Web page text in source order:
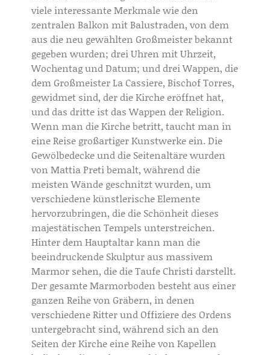
viele interessante Merkmale wie den
zentralen Balkon mit Balustraden, von dem
aus die neu gewählten Großmeister bekannt
gegeben wurden; drei Uhren mit Uhrzeit,
Wochentag und Datum; und drei Wappen, die
dem Großmeister La Cassiere, Bischof Torres,
gewidmet sind, der die Kirche eröffnet hat,
und das dritte ist das Wappen der Religion.
Wenn man die Kirche betritt, taucht man in
eine Reise großartiger Kunstwerke ein. Die
Gewölbedecke und die Seitenaltäre wurden
von Mattia Preti bemalt, während die
meisten Wände geschnitzt wurden, um
verschiedene künstlerische Elemente
hervorzubringen, die die Schönheit dieses
majestätischen Tempels unterstreichen.
Hinter dem Hauptaltar kann man die
beeindruckende Skulptur aus massivem
Marmor sehen, die die Taufe Christi darstellt.
Der gesamte Marmorboden besteht aus einer
ganzen Reihe von Gräbern, in denen
verschiedene Ritter und Offiziere des Ordens
untergebracht sind, während sich an den
Seiten der Kirche eine Reihe von Kapellen